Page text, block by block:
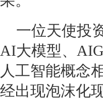
一位天使投
AI大模型、
人工智能概念
经出现泡沫化